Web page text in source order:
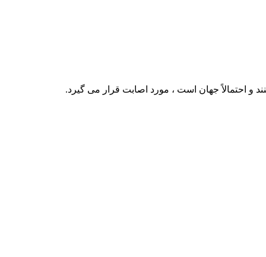
احتمالاً جهان است ، مورد اصابت قرار می گیرد.